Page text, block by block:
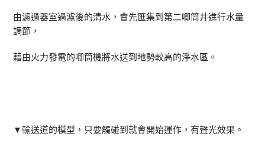
由濾過器室過濾後的清水，會先匯集到第二唧筒井進行水量
調節，
藉由火力發電的唧筒機將水送到地勢較高的淨水區。
▼輸送道的模型，只要觸碰到就會開始運作，有聲光效果。